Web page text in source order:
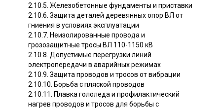
2.10.5. Железобетонные фундаменты и приставки
2.10.6. Защита деталей деревянных опор ВЛ от
гниения в условиях эксплуатации
2.10.7. Неизолированные провода и
грозозащитные тросы ВЛ 110-1150 кВ
2.10.8. Допустимые перегрузки линий
электропередачи в аварийных режимах
2.10.9. Защита проводов и тросов от вибрации
2.10.10. Борьба с пляской проводов
2.10.11. Плавка гололеда и профилактический
нагрев проводов и тросов для борьбы с